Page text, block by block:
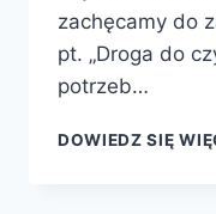
zachęcamy do
pt. „Droga do
potrzeb…
DOWIEDZ SIĘ